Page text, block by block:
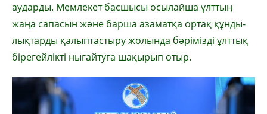
аударды. Мем­ле­кет басшысы осылайша ұлттың
жаңа са­па­сын және барша азаматқа ортақ құнды­
лық­тарды қалыптастыру жолында бәрімізді ұлттық
бірегейлікті нығайтуға шақырып отыр.